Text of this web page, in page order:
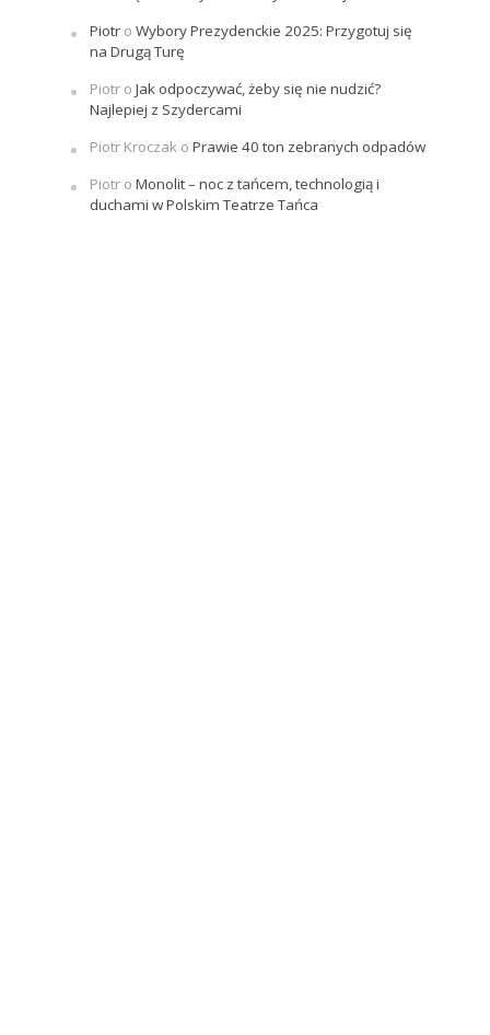
Piotro Wybory Prezydenckie 2025: Przygotuj się
na Drugą Turę
Piotro Jak odpoczywać, żeby się nie nudzić?
Najlepiej z Szydercami
Piotr Kroczako Prawie 40 ton zebranych odpadów
Piotro Monolit – noc z tańcem, technologią i
duchami w Polskim Teatrze Tańca